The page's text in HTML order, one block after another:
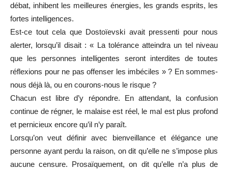
débat, inhibent les meilleures énergies, les grands esprits, les
fortes intelligences.
Est-ce tout cela que Dostoïevski avait pressenti pour nous
alerter, lorsqu’il disait : « La tolérance atteindra un tel niveau
que les personnes intelligentes seront interdites de toutes
réflexions pour ne pas offenser les imbéciles » ? En sommes-
nous déjà là, ou en courons-nous le risque ?
Chacun est libre d’y répondre. En attendant, la confusion
continue de régner, le malaise est réel, le mal est plus profond
et pernicieux encore qu’il n’y paraît.
Lorsqu’on veut définir avec bienveillance et élégance une
personne ayant perdu la raison, on dit qu’elle ne s’impose plus
aucune censure. Prosaïquement, on dit qu’elle n’a plus de